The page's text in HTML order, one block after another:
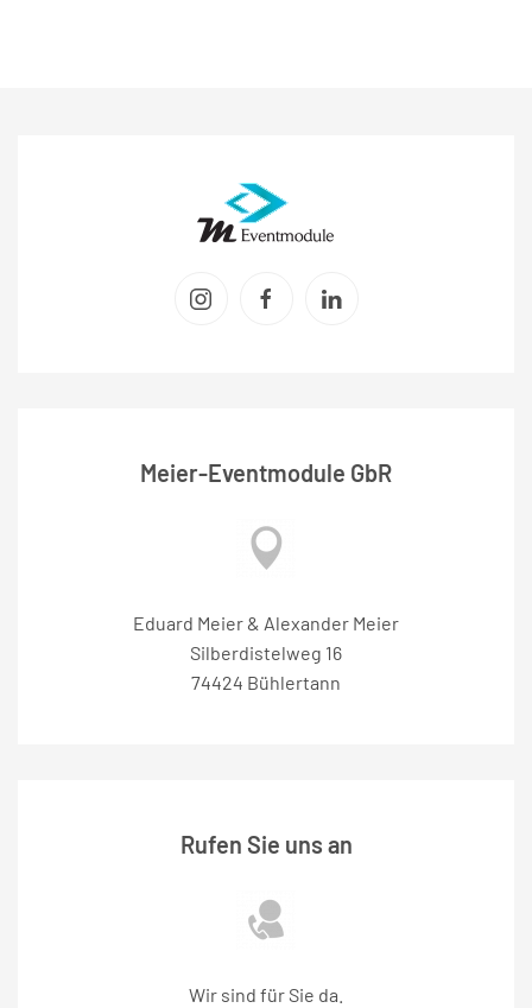
Meier-Eventmodule GbR
Eduard Meier & Alexander Meier
Silberdistelweg 16
74424 Bühlertann
Rufen Sie uns an
Wir sind für Sie da.